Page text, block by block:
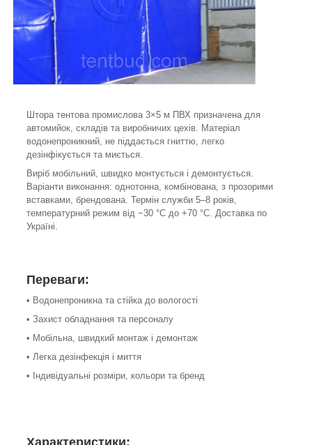
Штора тентова промислова 3×5 м ПВХ призначена для
автомийок, складів та виробничих цехів. Матеріал
водонепроникний, не піддається гниттю, легко
дезінфікується та миється.
Виріб мобільний, швидко монтується і демонтується.
Варіанти виконання: однотонна, комбінована, з прозорими
вставками, брендована. Термін служби 5–8 років,
температурний режим від −30 °C до +70 °C. Доставка по
Україні.
Переваги:
• Водонепроникна та стійка до вологості
• Захист обладнання та персоналу
• Мобільна, швидкий монтаж і демонтаж
• Легка дезінфекція і миття
• Індивідуальні розміри, кольори та бренд
Характеристики: